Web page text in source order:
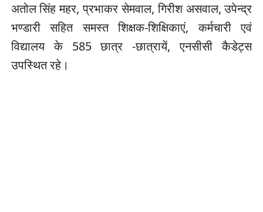
अतोल सिंह महर, प्रभाकर सेमवाल, गिरीश असवाल, उपेन्द्र
भण्डारी सहित समस्त शिक्षक-शिक्षिकाएं, कर्मचारी एवं
विद्यालय के 585 छात्र -छात्रायें, एनसीसी कैडेट्स
उपस्थित रहे।